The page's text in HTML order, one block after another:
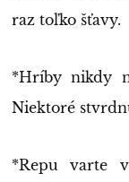
raz toľko šťavy.
*Hríby nikdy
Niektoré
*Repu varte